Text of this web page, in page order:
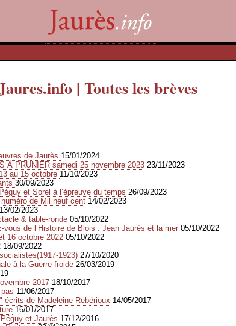
| Toutes les brèves
de Jaurès 15/01/2024
À PRUNIER samedi 25 novembre 2023 23/11/2023
au 15 octobre 11/10/2023
30/09/2023
et Sorel à l’épreuve du temps 26/09/2023
de Mil neuf cent 14/02/2023
13/02/2023
& table-ronde 05/10/2022
vous de l’Histoire de Blois : Jean Jaurès et la mer 05/10/2022
16 octobre 2022 05/10/2022
18/09/2022
1923) 27/10/2020
à la Guerre froide 26/03/2019
2017 18/10/2017
11/06/2017
écrits de Madeleine Rebérioux 14/05/2017
16/01/2017
et Jaurès 17/12/2016